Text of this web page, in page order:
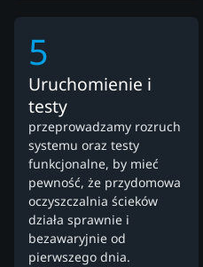
5
Uruchomienie i
testy
przeprowadzamy rozruch
systemu oraz testy
funkcjonalne, by mieć
pewność, że przydomowa
oczyszczalnia ścieków
działa sprawnie i
bezawaryjnie od
pierwszego dnia.